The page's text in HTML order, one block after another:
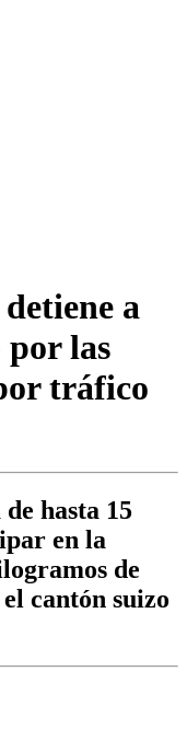
a
las
tráfico
hasta 15
en la
de
cantón suizo